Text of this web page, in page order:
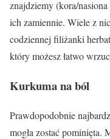
znajdziemy (kora/
ich zamiennie. Wiele z
codziennej filiżanki
który możesz łatwo
Kurkuma na ból
Prawdopodobnie
mogła zostać